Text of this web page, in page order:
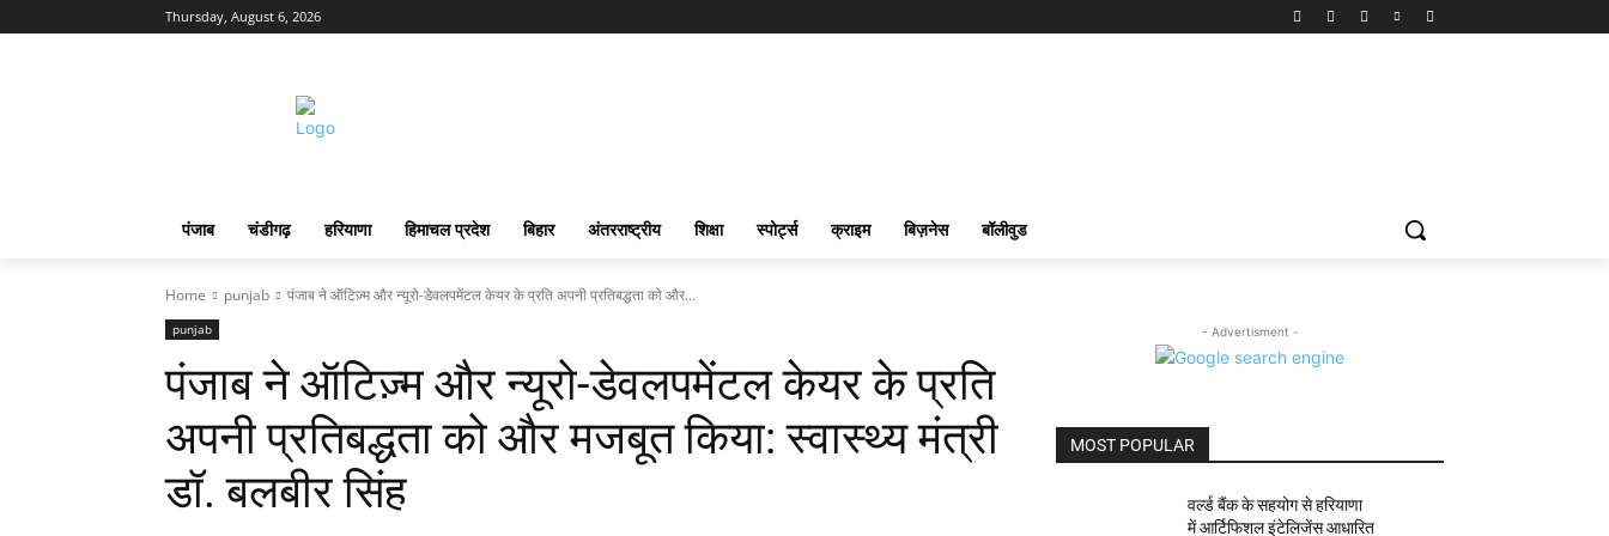
Thursday, August 6, 2026
पंजाब चंडीगढ़ हरियाणा हिमाचल प्रदेश बिहार अंतरराष्ट्रीय शिक्षा स्पोर्ट्स क्राइम बिज़नेस बॉलीवुड
Home punjab पंजाब ने ऑटिज़्म और न्यूरो-डेवलपमेंटल केयर के प्रति अपनी प्रतिबद्धता को और...
punjab
पंजाब ने ऑटिज़्म और न्यूरो-डेवलपमेंटल केयर के प्रति
अपनी प्रतिबद्धता को और मजबूत किया: स्वास्थ्य मंत्री
डॉ. बलबीर सिंह
- Advertisment -
MOST POPULAR
वर्ल्ड बैंक के सहयोग से हरियाणा
में आर्टिफिशल इंटेलिजेंस आधारित